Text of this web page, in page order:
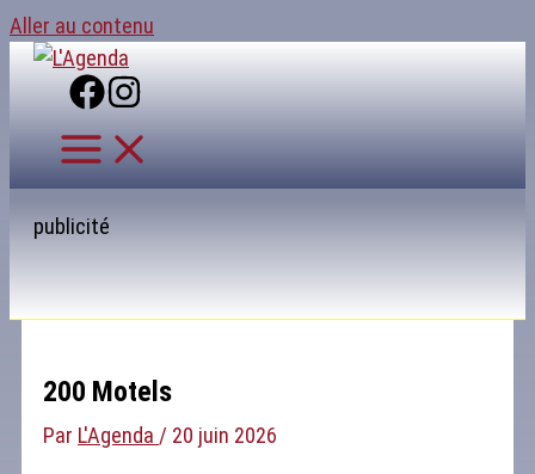
Aller au contenu
publicité
200 Motels
Par L'Agenda / 20 juin 2026